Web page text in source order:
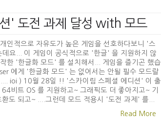
' 도전 과제 달성 with 모드
인적으로 자유도가 높은 게임을 선호하다보니 '스
요... 이 게임이 공식적으로 '한글' 을 지원하지 않
한 '한글화 모드' 를 설치해서... 게임을 즐기곤 했습
에게 '한글화 모드' 는 없어서는 안될 필수 모드랄
ioi ) 10월 28일 !! '스카이림 스페셜 에디션' 이 출
비트 OS 를 지원하고~ 그래픽도 더 좋아지고~ 기
도 되고~ ....그런데 모드 적용시 '도전 과제' 를...
Read More